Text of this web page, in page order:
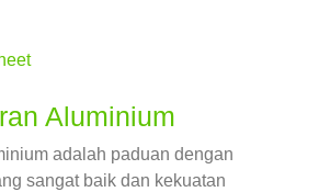
Aluminium
adalah paduan dengan
sangat baik dan kekuatan